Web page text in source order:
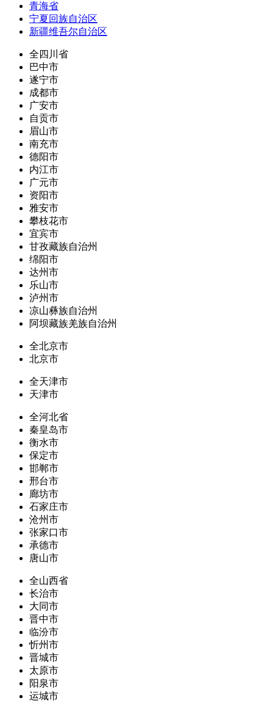
青海省
宁夏回族自治区
新疆维吾尔自治区
全四川省
巴中市
遂宁市
成都市
广安市
自贡市
眉山市
南充市
德阳市
内江市
广元市
资阳市
雅安市
攀枝花市
宜宾市
甘孜藏族自治州
绵阳市
达州市
乐山市
泸州市
凉山彝族自治州
阿坝藏族羌族自治州
全北京市
北京市
全天津市
天津市
全河北省
秦皇岛市
衡水市
保定市
邯郸市
邢台市
廊坊市
石家庄市
沧州市
张家口市
承德市
唐山市
全山西省
长治市
大同市
晋中市
临汾市
忻州市
晋城市
太原市
阳泉市
运城市